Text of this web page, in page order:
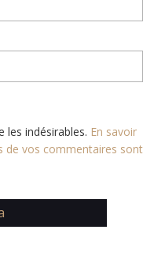
les indésirables. En savoir
de vos commentaires sont